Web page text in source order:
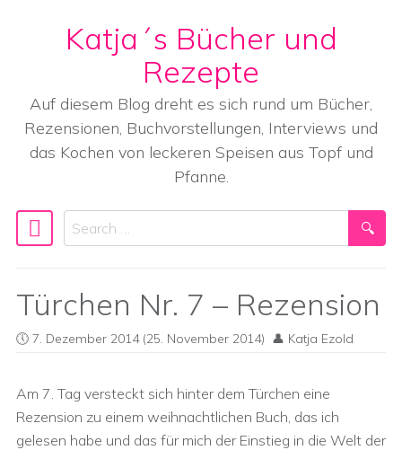
Skip to content
Katja´s Bücher und
Rezepte
Auf diesem Blog dreht es sich rund um Bücher,
Rezensionen, Buchvorstellungen, Interviews und
das Kochen von leckeren Speisen aus Topf und
Pfanne.
Main Navigation
Search
Türchen Nr. 7 – Rezension
7. Dezember 2014(25. November 2014) Katja Ezold
Am 7. Tag versteckt sich hinter dem Türchen eine
Rezension zu einem weihnachtlichen Buch, das ich
gelesen habe und das für mich der Einstieg in die Welt der